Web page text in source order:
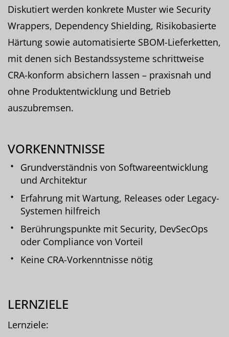
Diskutiert werden konkrete Muster wie Security
Wrappers, Dependency Shielding, Risikobasierte
Härtung sowie automatisierte SBOM-Lieferketten,
mit denen sich Bestandssysteme schrittweise
CRA-konform absichern lassen – praxisnah und
ohne Produktentwicklung und Betrieb
auszubremsen.
VORKENNTNISSE
Grundverständnis von Softwareentwicklung
und Architektur
Erfahrung mit Wartung, Releases oder Legacy-
Systemen hilfreich
Berührungspunkte mit Security, DevSecOps
oder Compliance von Vorteil
Keine CRA-Vorkenntnisse nötig
LERNZIELE
Lernziele: